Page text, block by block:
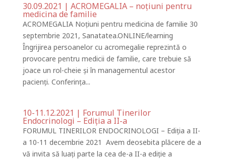
30.09.2021 | ACROMEGALIA – noțiuni pentru
medicina de familie
ACROMEGALIA Noțiuni pentru medicina de familie 30
septembrie 2021, Sanatatea.ONLINE/learning
Îngrijirea persoanelor cu acromegalie reprezintă o
provocare pentru medicii de familie, care trebuie să
joace un rol-cheie și în managementul acestor
pacienți. Conferința...
10-11.12.2021 | Forumul Tinerilor
Endocrinologi – Ediția a II-a
FORUMUL TINERILOR ENDOCRINOLOGI – Ediția a II-
a 10-11 decembrie 2021 Avem deosebita plăcere de a
vă invita să luați parte la cea de-a II-a ediție a